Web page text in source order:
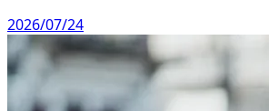
2026/07/24